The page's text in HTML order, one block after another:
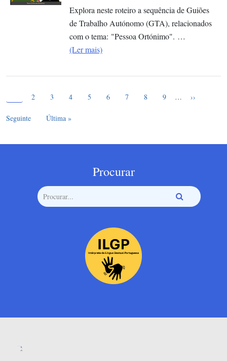
Explora neste roteiro a sequência de Guiões
de Trabalho Autónomo (GTA), relacionados
com o tema: "Pessoa Ortónimo". …
(Ler mais)
Page
2 Page
3 Page
4 Page
5 Page
6 Page
7 Page
8 Page
9 … Próxima
››
Seguinte Última página
Última »
Procurar